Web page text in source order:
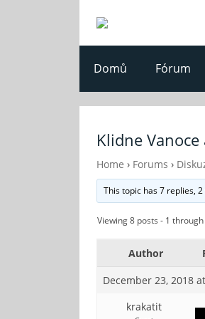
Domů Fórum
Klidne
Home › Forums ›
This topic has 7 replies,
Viewing 8 posts - 1
Author
December 23, 2018
krakatit